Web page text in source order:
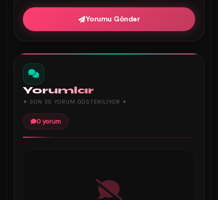
Yorumu Gönder
Yorumlar
✦ SON 30 YORUM GÖSTERILIYOR ✦
0 yorum